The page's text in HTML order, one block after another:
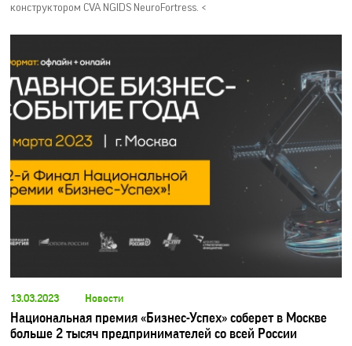
конструктором CVA NGIDS NeuroFortress. <
13.03.2023 Новости
Национальная премия «Бизнес-Успех» соберет в Москве
больше 2 тысяч предпринимателей со всей России